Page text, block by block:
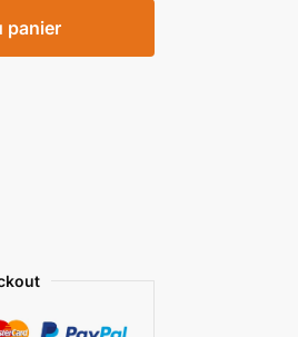
panier